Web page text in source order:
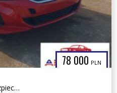
78 000 PLN
2023r., BMW 330I, 2L, od ubezpieczalni